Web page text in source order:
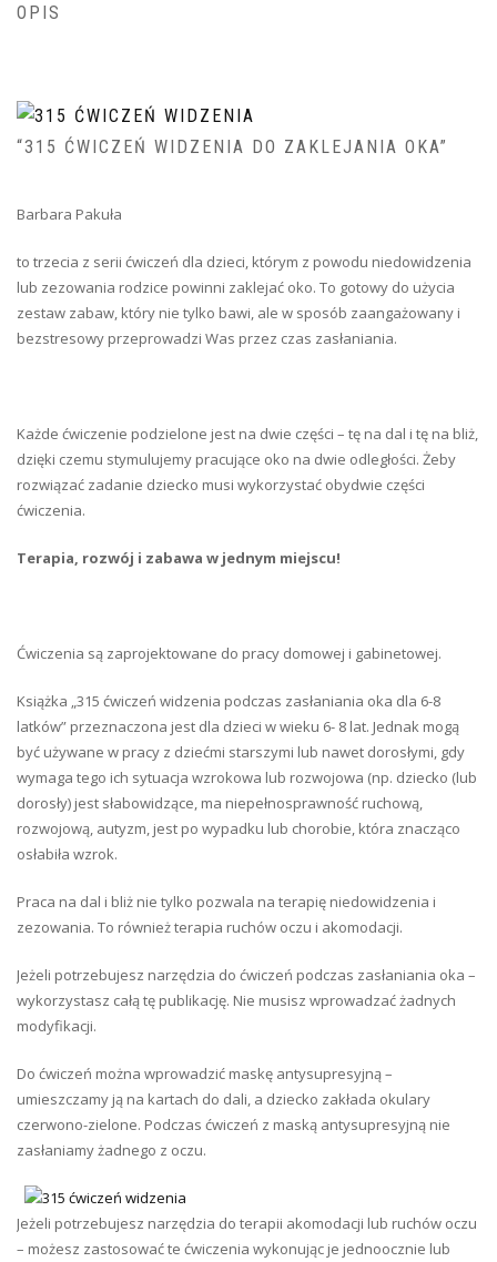
OPIS
“315 ĆWICZEŃ WIDZENIA DO ZAKLEJANIA OKA”
Barbara Pakuła
to trzecia z serii ćwiczeń dla dzieci, którym z powodu niedowidzenia
lub zezowania rodzice powinni zaklejać oko. To gotowy do użycia
zestaw zabaw, który nie tylko bawi, ale w sposób zaangażowany i
bezstresowy przeprowadzi Was przez czas zasłaniania.
Każde ćwiczenie podzielone jest na dwie części – tę na dal i tę na bliż,
dzięki czemu stymulujemy pracujące oko na dwie odległości. Żeby
rozwiązać zadanie dziecko musi wykorzystać obydwie części
ćwiczenia.
Terapia, rozwój i zabawa w jednym miejscu!
Ćwiczenia są zaprojektowane do pracy domowej i gabinetowej.
Książka „315 ćwiczeń widzenia podczas zasłaniania oka dla 6-8
latków” przeznaczona jest dla dzieci w wieku 6- 8 lat. Jednak mogą
być używane w pracy z dziećmi starszymi lub nawet dorosłymi, gdy
wymaga tego ich sytuacja wzrokowa lub rozwojowa (np. dziecko (lub
dorosły) jest słabowidzące, ma niepełnosprawność ruchową,
rozwojową, autyzm, jest po wypadku lub chorobie, która znacząco
osłabiła wzrok.
Praca na dal i bliż nie tylko pozwala na terapię niedowidzenia i
zezowania. To również terapia ruchów oczu i akomodacji.
Jeżeli potrzebujesz narzędzia do ćwiczeń podczas zasłaniania oka –
wykorzystasz całą tę publikację. Nie musisz wprowadzać żadnych
modyfikacji.
Do ćwiczeń można wprowadzić maskę antysupresyjną –
umieszczamy ją na kartach do dali, a dziecko zakłada okulary
czerwono-zielone. Podczas ćwiczeń z maską antysupresyjną nie
zasłaniamy żadnego z oczu.
Jeżeli potrzebujesz narzędzia do terapii akomodacji lub ruchów oczu
– możesz zastosować te ćwiczenia wykonując je jednoocznie lub